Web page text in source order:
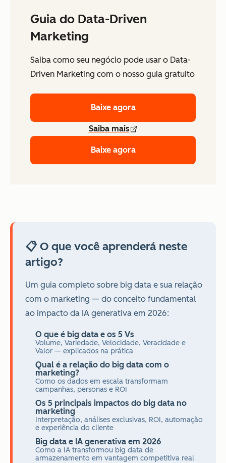
Guia do Data-Driven
Marketing
Saiba como seu negócio pode usar o Data-
Driven Marketing com o nosso guia gratuito
Baixe agora
Saiba mais
Baixe agora
📋 O que você aprenderá neste
artigo?
Um guia completo sobre big data e sua relação
com o marketing — do conceito fundamental
ao impacto da IA generativa em 2026:
O que é big data e os 5 Vs
Volume, Variedade, Velocidade, Veracidade e
Valor — explicados na prática
Qual é a relação do big data com o
marketing?
Como os dados em escala transformam
campanhas, personas e ROI
Os 5 principais impactos do big data no
marketing
Interpretação, análises exclusivas, ROI, automação
e experiência do cliente
Big data e IA generativa em 2026
Como a IA transformou big data de
armazenamento em vantagem competitiva real